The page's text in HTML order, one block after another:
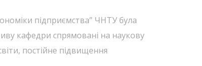
підприємства” ЧНТУ була
кафедри спрямовані на наукову
постійне підвищення